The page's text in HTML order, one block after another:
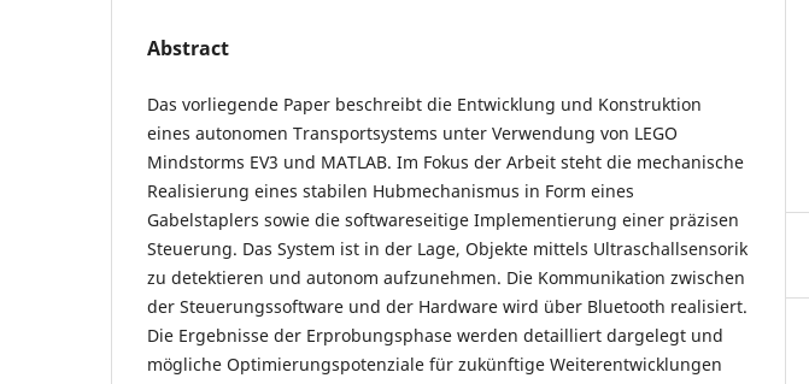
Abstract
Das vorliegende Paper beschreibt die Entwicklung und Konstruktion
eines autonomen Transportsystems unter Verwendung von LEGO
Mindstorms EV3 und MATLAB. Im Fokus der Arbeit steht die mechanische
Realisierung eines stabilen Hubmechanismus in Form eines
Gabelstaplers sowie die softwareseitige Implementierung einer präzisen
Steuerung. Das System ist in der Lage, Objekte mittels Ultraschallsensorik
zu detektieren und autonom aufzunehmen. Die Kommunikation zwischen
der Steuerungssoftware und der Hardware wird über Bluetooth realisiert.
Die Ergebnisse der Erprobungsphase werden detailliert dargelegt und
mögliche Optimierungspotenziale für zukünftige Weiterentwicklungen